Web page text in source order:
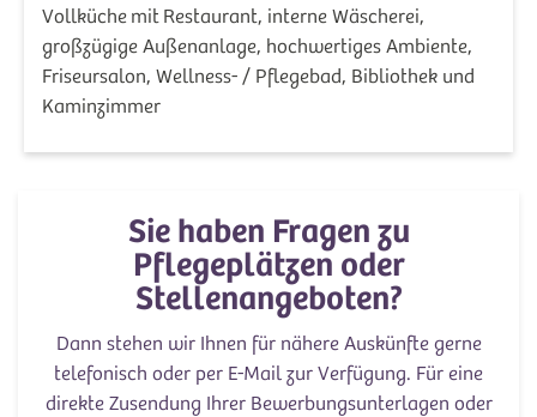
Vollküche mit Restaurant, interne Wäscherei,
großzügige Außenanlage, hochwertiges Ambiente,
Friseursalon, Wellness- / Pflegebad, Bibliothek und
Kaminzimmer
Sie haben Fragen zu
Pflegeplätzen oder
Stellenangeboten?
Dann stehen wir Ihnen für nähere Auskünfte gerne
telefonisch oder per E-Mail zur Verfügung. Für eine
direkte Zusendung Ihrer Bewerbungsunterlagen oder